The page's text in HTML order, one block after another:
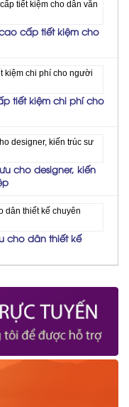
cấp tiết kiệm cho
tiết kiệm chi phí cho
cho designer, kiến
cho dân thiết kế